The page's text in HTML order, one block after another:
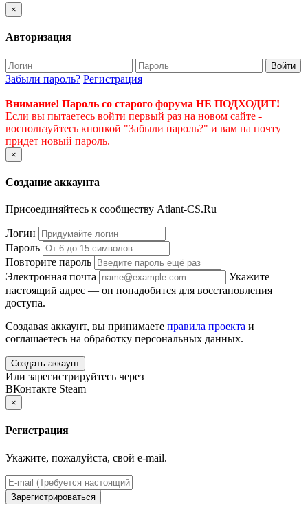
×
Авторизация
Войти
Забыли пароль? Регистрация
Внимание! Пароль со старого форума НЕ ПОДХОДИТ!
Если вы пытаетесь войти первый раз на новом сайте -
воспользуйтесь кнопкой "Забыли пароль?" и вам на почту
придет новый пароль.
×
Создание аккаунта
Присоединяйтесь к сообществу Atlant-CS.Ru
Логин
Пароль
Повторите пароль
Электронная почта
Укажите
настоящий адрес — он понадобится для восстановления
доступа.
Создавая аккаунт, вы принимаете правила проекта и
соглашаетесь на обработку персональных данных.
Создать аккаунт
Или зарегистрируйтесь через
ВКонтакте Steam
×
Регистрация
Укажите, пожалуйста, свой e-mail.
Зарегистрироваться